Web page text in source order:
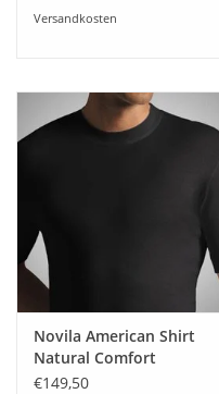
Versandkosten
Novila American Shirt
Natural Comfort
8036/03 (3-er Set)
€149,50